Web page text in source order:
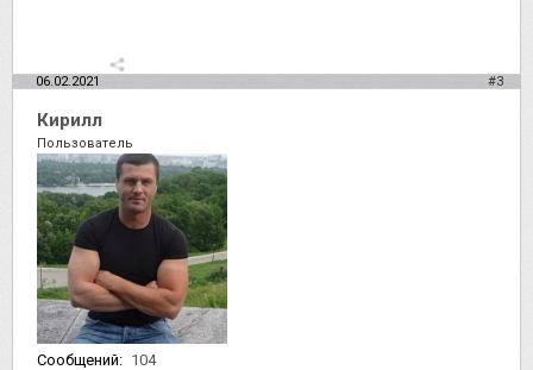
06.02.2021 #3
Кирилл
Пользователь
Сообщений: 104